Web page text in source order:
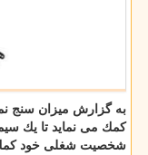
به گزارش میزان سنج
شخصیت شغلی خود